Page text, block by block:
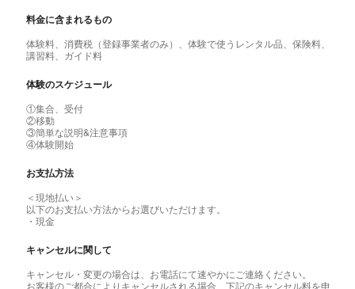
料金に含まれるもの
体験料、消費税（登録事業者のみ）、体験で使うレンタル品、保険料、
講習料、ガイド料
体験のスケジュール
①集合、受付
②移動
③簡単な説明&注意事項
④体験開始
お支払方法
＜現地払い＞
以下のお支払い方法からお選びいただけます。
・現金
キャンセルに関して
キャンセル・変更の場合は、お電話にて速やかにご連絡ください。
お客様のご都合によりキャンセルされる場合、下記のキャンセル料を申